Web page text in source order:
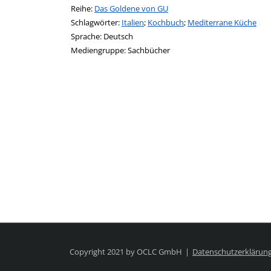
Reihe: Das Goldene von GU
Schlagwörter: Italien; Kochbuch; Mediterrane Küche
Suche nach dieser Beteiligten Person
Sprache: Deutsch
Mediengruppe:Sachbücher
Copyright 2021 by OCLC GmbH